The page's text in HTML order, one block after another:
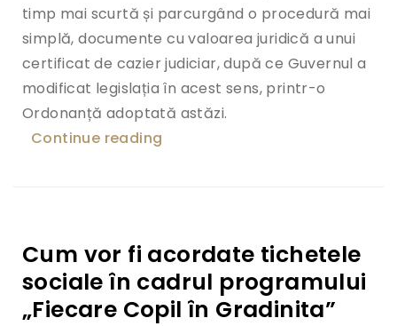
timp mai scurtă și parcurgând o procedură mai
simplă, documente cu valoarea juridică a unui
certificat de cazier judiciar, după ce Guvernul a
modificat legislația în acest sens, printr-o
Ordonanță adoptată astăzi.
Continue reading
Cum vor fi acordate tichetele
sociale în cadrul programului
„Fiecare Copil în Gradinita”